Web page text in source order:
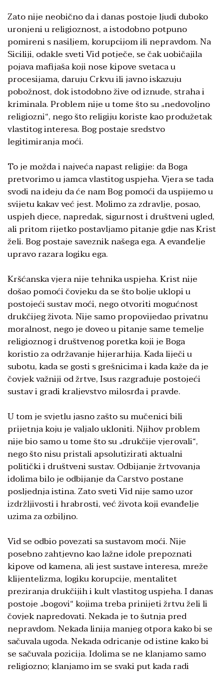
Zato nije neobično da i danas postoje ljudi duboko
uronjeni u religioznost, a istodobno potpuno
pomireni s nasiljem, korupcijom ili nepravdom. Na
Siciliji, odakle sveti Vid potječe, se čak uobičajila
pojava mafijaša koji nose kipove svetaca u
procesijama, daruju Crkvu ili javno iskazuju
pobožnost, dok istodobno žive od iznude, straha i
kriminala. Problem nije u tome što su „nedovoljno
religiozni“, nego što religiju koriste kao produžetak
vlastitog interesa. Bog postaje sredstvo
legitimiranja moći.
To je možda i najveća napast religije: da Boga
pretvorimo u jamca vlastitog uspjeha. Vjera se tada
svodi na ideju da će nam Bog pomoći da uspijemo u
svijetu kakav već jest. Molimo za zdravlje, posao,
uspjeh djece, napredak, sigurnost i društveni ugled,
ali pritom rijetko postavljamo pitanje gdje nas Krist
želi. Bog postaje saveznik našega ega. A evanđelje
upravo razara logiku ega.
Kršćanska vjera nije tehnika uspjeha. Krist nije
došao pomoći čovjeku da se što bolje uklopi u
postojeći sustav moći, nego otvoriti mogućnost
drukčijeg života. Nije samo propovijedao privatnu
moralnost, nego je doveo u pitanje same temelje
religioznog i društvenog poretka koji je Boga
koristio za održavanje hijerarhija. Kada liječi u
subotu, kada se gosti s grešnicima i kada kaže da je
čovjek važniji od žrtve, Isus razgrađuje postojeći
sustav i gradi kraljevstvo milosrđa i pravde.
U tom je svjetlu jasno zašto su mučenici bili
prijetnja koju je valjalo ukloniti. Njihov problem
nije bio samo u tome što su „drukčije vjerovali“,
nego što nisu pristali apsolutizirati aktualni
politički i društveni sustav. Odbijanje žrtvovanja
idolima bilo je odbijanje da Carstvo postane
posljednja istina. Zato sveti Vid nije samo uzor
izdržljivosti i hrabrosti, već života koji evanđelje
uzima za ozbiljno.
Vid se odbio povezati sa sustavom moći. Nije
posebno zahtjevno kao lažne idole prepoznati
kipove od kamena, ali jest sustave interesa, mreže
klijentelizma, logiku korupcije, mentalitet
preziranja drukčijih i kult vlastitog uspjeha. I danas
postoje „bogovi“ kojima treba prinijeti žrtvu želi li
čovjek napredovati. Nekada je to šutnja pred
nepravdom. Nekada linija manjeg otpora kako bi se
sačuvala ugoda. Nekada odricanje od istine kako bi
se sačuvala pozicija. Idolima se ne klanjamo samo
religiozno; klanjamo im se svaki put kada radi